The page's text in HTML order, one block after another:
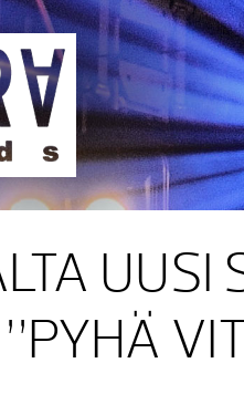
Sakara Records
UUSI